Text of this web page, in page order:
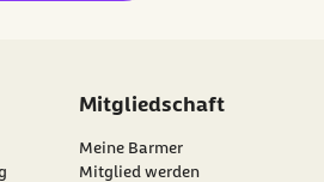
Mitgliedschaft
Meine Barmer
Mitglied werden